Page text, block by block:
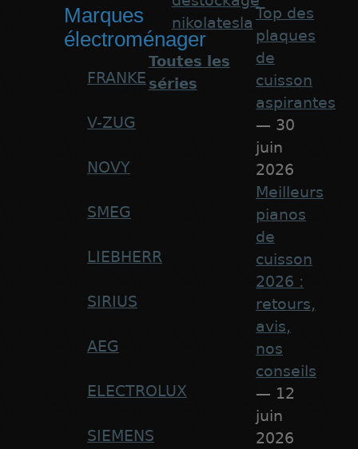
Marques
électroménager
FRANKE
V-ZUG
NOVY
SMEG
LIEBHERR
SIRIUS
AEG
ELECTROLUX
SIEMENS
nikolatesla
Toutes les
séries
Top des
plaques
de
cuisson
aspirantes
— 30
juin
2026
Meilleurs
pianos
de
cuisson
2026 :
retours,
avis,
nos
conseils
— 12
juin
2026